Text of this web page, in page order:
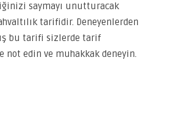
saymayı unutturacak
tarifidir. Deneyenlerden
bu tarifi sizlerde tarif
not edin ve muhakkak deneyin.